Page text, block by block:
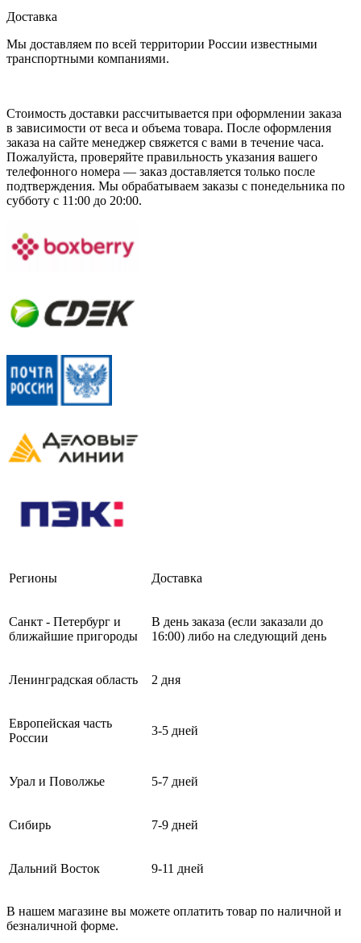
Доставка
Мы доставляем по всей территории России известными
транспортными компаниями.
Стоимость доставки рассчитывается при оформлении заказа
в зависимости от веса и объема товара. После оформления
заказа на сайте менеджер свяжется с вами в течение часа.
Пожалуйста, проверяйте правильность указания вашего
телефонного номера — заказ доставляется только после
подтверждения. Мы обрабатываем заказы с понедельника по
субботу с 11:00 до 20:00.
Регионы Доставка
Санкт - Петербург и
ближайшие пригороды
В день заказа (если заказали до
16:00) либо на следующий день
Ленинградская область 2 дня
Европейская часть
России
3-5 дней
Урал и Поволжье 5-7 дней
Сибирь 7-9 дней
Дальний Восток 9-11 дней
В нашем магазине вы можете оплатить товар по наличной и
безналичной форме.